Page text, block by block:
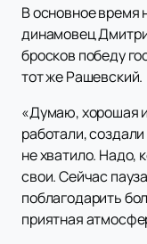
В основное время
динамовец
бросков победу
тот же Рашевский.
«Думаю, хорошая
работали,
не хватило. Надо,
свои. Сейчас
поблагодарить
приятная